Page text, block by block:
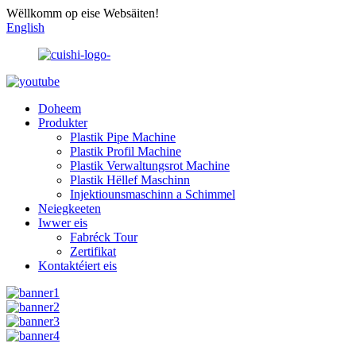
Wëllkomm op eise Websäiten!
English
Doheem
Produkter
Plastik Pipe Machine
Plastik Profil Machine
Plastik Verwaltungsrot Machine
Plastik Hëllef Maschinn
Injektiounsmaschinn a Schimmel
Neiegkeeten
Iwwer eis
Fabréck Tour
Zertifikat
Kontaktéiert eis